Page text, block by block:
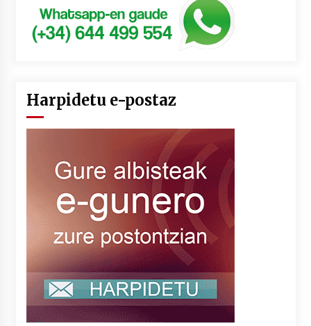
Harpidetu e-postaz